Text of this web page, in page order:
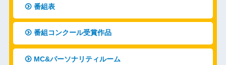
番組表
番組コンクール受賞作品
MC&パーソナリティルーム